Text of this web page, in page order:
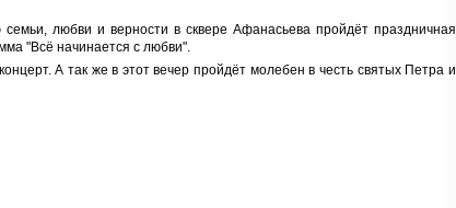
любви и верности в сквере Афанасьева пройдёт праздничная
"Всё начинается с любви".
А так же в этот вечер пройдёт молебен в честь святых Петра и